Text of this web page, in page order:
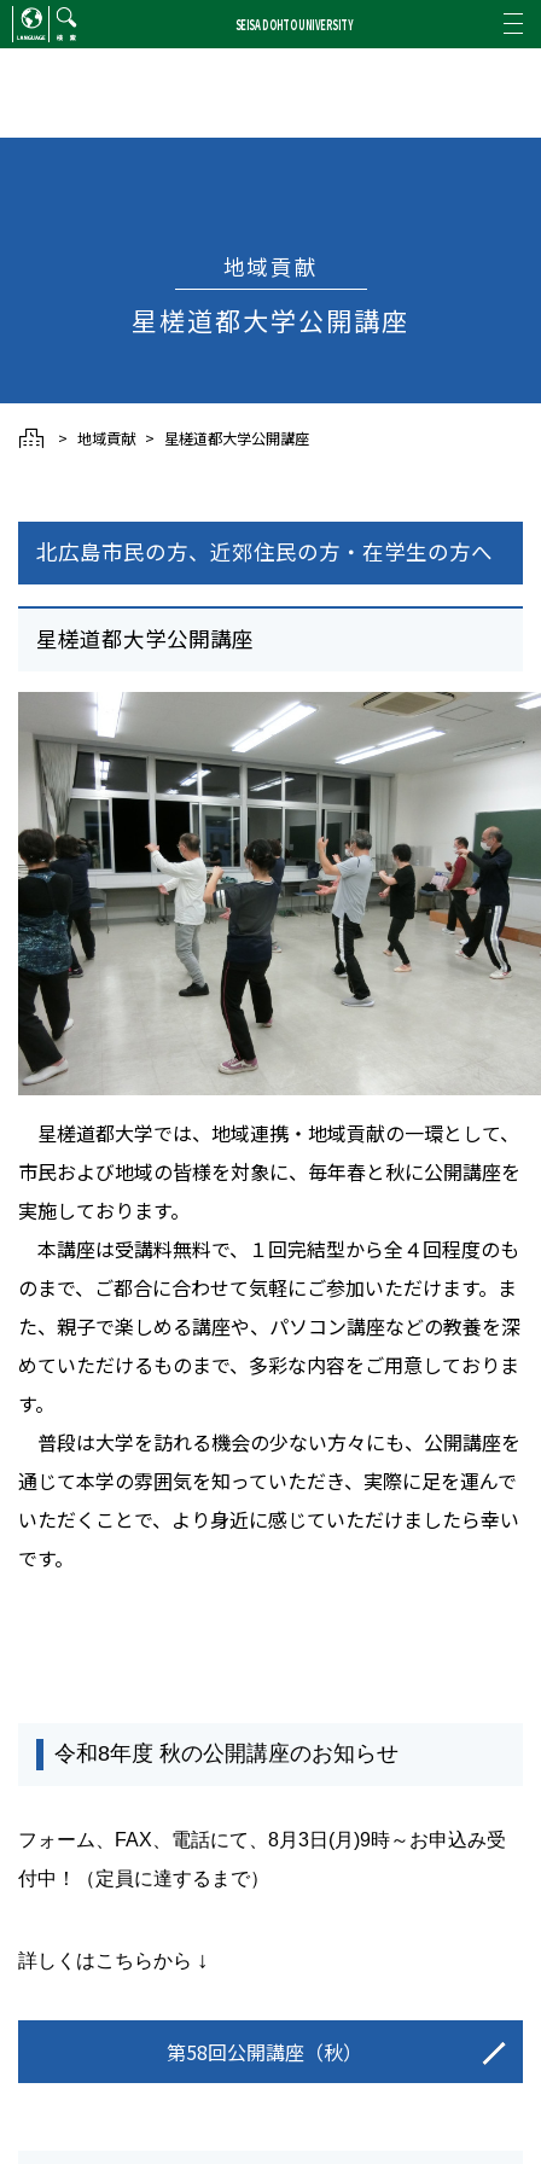
ENGLISH/CHINESE 検索
SEISA DOHTO UNIVERSITY
地域貢献
星槎道都大学公開講座
地域貢献 星槎道都大学公開講座
北広島市民の方、近郊住民の方・在学生の方へ
星槎道都大学公開講座
星槎道都大学では、地域連携・地域貢献の一環として、
市民および地域の皆様を対象に、毎年春と秋に公開講座を
実施しております。
本講座は受講料無料で、１回完結型から全４回程度のも
のまで、ご都合に合わせて気軽にご参加いただけます。ま
た、親子で楽しめる講座や、パソコン講座などの教養を深
めていただけるものまで、多彩な内容をご用意しておりま
す。
普段は大学を訪れる機会の少ない方々にも、公開講座を
通じて本学の雰囲気を知っていただき、実際に足を運んで
いただくことで、より身近に感じていただけましたら幸い
です。
令和8年度 秋の公開講座のお知らせ
フォーム、FAX、電話にて、8月3日(月)9時～お申込み受
付中！（定員に達するまで）
詳しくはこちらから ↓
第58回公開講座（秋）